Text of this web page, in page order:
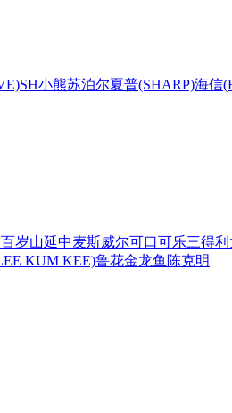
SH小熊苏泊尔夏普(SHARP)海信
岁山延中麦斯威尔可口可乐三得利
KUM KEE)鲁花金龙鱼 陈克明